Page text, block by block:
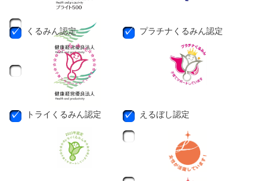
くるみん認定 プラチナくるみん認定
トライくるみん認定 えるぼし認定